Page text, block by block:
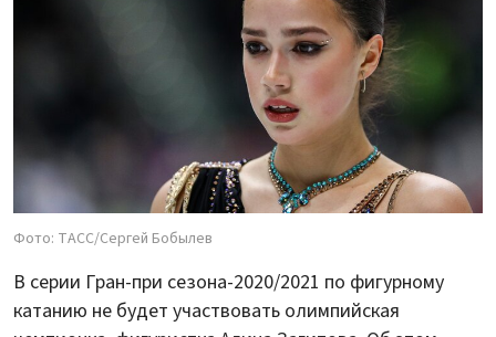
Фото: ТАСС/Сергей Бобылев
В серии Гран-при сезона-2020/2021 по фигурному
катанию не будет участвовать олимпийская